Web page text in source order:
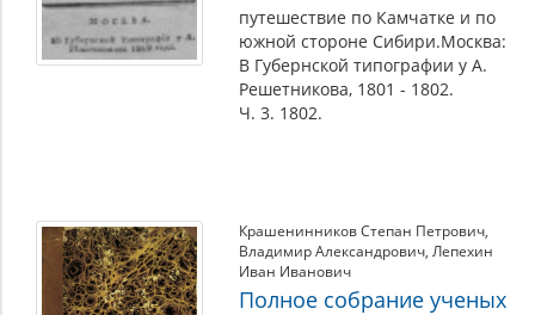
путешествие по Камчатке и по
южной стороне Сибири.Москва:
В Губернской типографии у А.
Решетникова, 1801 - 1802.
Ч. 3. 1802.
Крашенинников Степан Петрович,
Владимир Александрович, Лепехин
Иван Иванович
Полное собрание ученых